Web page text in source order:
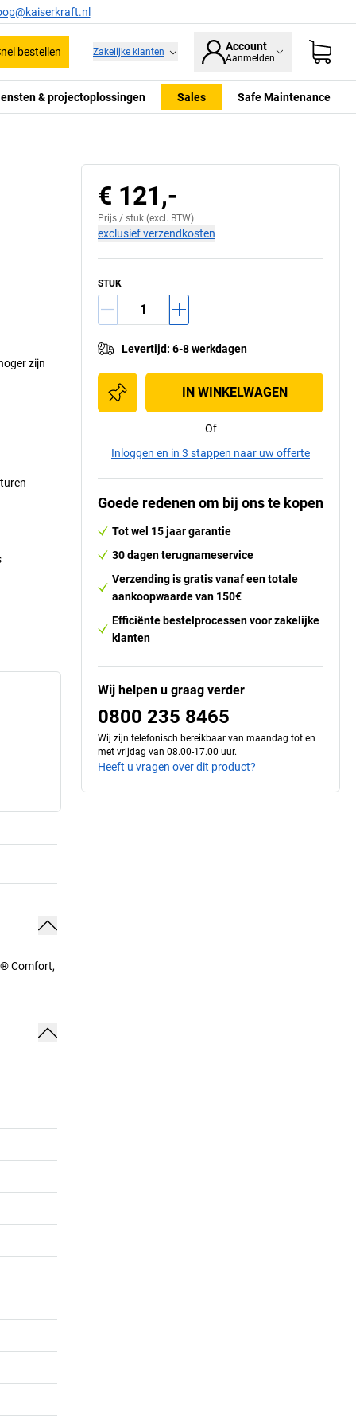
bestellen Zakelijke klanten Account
Aanmelden
& projectoplossingen Sales Safe Maintenance
zijn
Comfort,
€ 121,-
Prijs / stuk (excl. BTW)
exclusief verzendkosten
STUK
Levertijd: 6-8 werkdagen
IN WINKELWAGEN
Of
Inloggen en in 3 stappen naar uw offerte
Goede redenen om bij ons te kopen
Tot wel 15 jaar garantie
30 dagen terugnameservice
Verzending is gratis vanaf een totale
aankoopwaarde van 150€
Efficiënte bestelprocessen voor zakelijke
klanten
Wij helpen u graag verder
0800 235 8465
Wij zijn telefonisch bereikbaar van maandag tot en
met vrijdag van 08.00-17.00 uur.
Heeft u vragen over dit product?